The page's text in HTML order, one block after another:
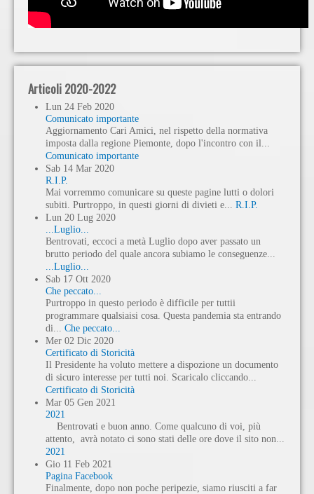
Articoli 2020-2022
Lun 24 Feb 2020
Comunicato importante
Aggiornamento Cari Amici, nel rispetto della normativa
imposta dalla regione Piemonte, dopo l'incontro con il...
Comunicato importante
Sab 14 Mar 2020
R.I.P.
Mai vorremmo comunicare su queste pagine lutti o dolori
subiti. Purtroppo, in questi giorni di divieti e... R.I.P.
Lun 20 Lug 2020
...Luglio...
Bentrovati, eccoci a metà Luglio dopo aver passato un
brutto periodo del quale ancora subiamo le conseguenze...
...Luglio...
Sab 17 Ott 2020
Che peccato...
Purtroppo in questo periodo è difficile per tuttii
programmare qualsiaisi cosa. Questa pandemia sta entrando
di... Che peccato...
Mer 02 Dic 2020
Certificato di Storicità
Il Presidente ha voluto mettere a dispozione un documento
di sicuro interesse per tutti noi. Scaricalo cliccando...
Certificato di Storicità
Mar 05 Gen 2021
2021
Bentrovati e buon anno. Come qualcuno di voi, più
attento, avrà notato ci sono stati delle ore dove il sito non...
2021
Gio 11 Feb 2021
Pagina Facebook
Finalmente, dopo non poche peripezie, siamo riusciti a far